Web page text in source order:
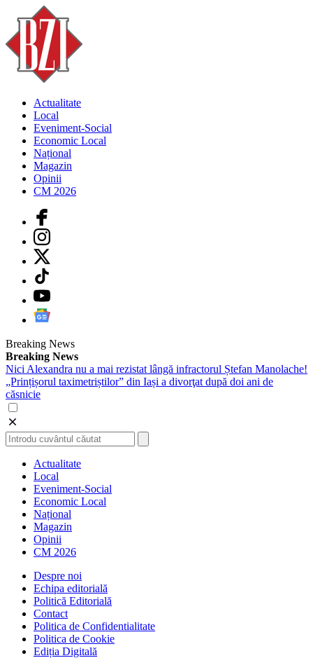
Actualitate
Local
Eveniment-Social
Economic Local
Național
Magazin
Opinii
CM 2026
Breaking News
Breaking News
Nici Alexandra nu a mai rezistat lângă infractorul Ștefan Manolache!
„Prințișorul taximetriștilor” din Iași a divorţat după doi ani de
căsnicie
Actualitate
Local
Eveniment-Social
Economic Local
Național
Magazin
Opinii
CM 2026
Despre noi
Echipa editorială
Politică Editorială
Contact
Politica de Confidentialitate
Politica de Cookie
Ediția Digitală